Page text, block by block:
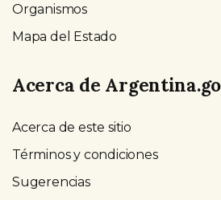
Organismos
Mapa del Estado
Acerca de
Acerca de este sitio
Términos y condiciones
Sugerencias